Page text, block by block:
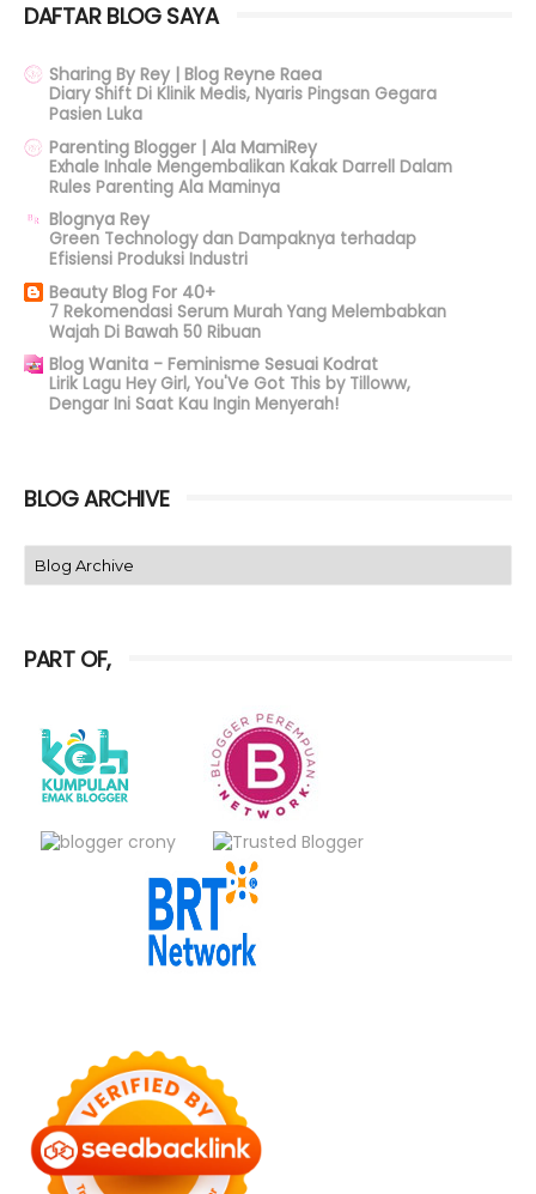
DAFTAR BLOG SAYA
Sharing By Rey | Blog Reyne Raea
Diary Shift Di Klinik Medis, Nyaris Pingsan Gegara
Pasien Luka
Parenting Blogger | Ala MamiRey
Exhale Inhale Mengembalikan Kakak Darrell Dalam
Rules Parenting Ala Maminya
Blognya Rey
Green Technology dan Dampaknya terhadap
Efisiensi Produksi Industri
Beauty Blog For 40+
7 Rekomendasi Serum Murah Yang Melembabkan
Wajah Di Bawah 50 Ribuan
Blog Wanita - Feminisme Sesuai Kodrat
Lirik Lagu Hey Girl, You'Ve Got This by Tilloww,
Dengar Ini Saat Kau Ingin Menyerah!
BLOG ARCHIVE
PART OF,